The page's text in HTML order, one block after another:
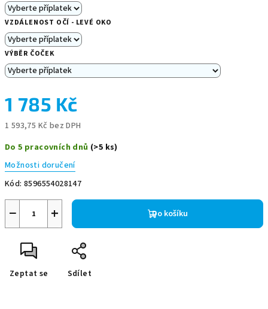
VZDÁLENOST OČÍ - LEVÉ OKO
VÝBĚR ČOČEK
1 785 Kč
1 593,75 Kč bez DPH
cena:
Do 5 pracovních dnů (>5 ks)
Možnosti doručení
Kód: 8596554028147
+
− Do košíku
Zeptat se Sdílet